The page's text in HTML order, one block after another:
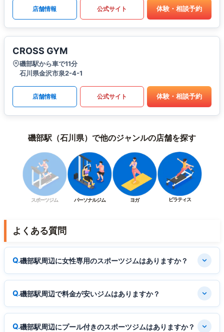
店舗情報 公式サイト 体験・相談予約
CROSS GYM
磯部駅から車で11分
石川県金沢市泉2-4-1
店舗情報 公式サイト 体験・相談予約
磯部駅（石川県）で他のジャンルの店舗を探す
スポーツジム パーソナルジム ヨガ ピラティス
よくある質問
磯部駅周辺に女性専用のスポーツジムはありますか？
磯部駅周辺で料金が安いジムはありますか？
磯部駅周辺にプール付きのスポーツジムはありますか？